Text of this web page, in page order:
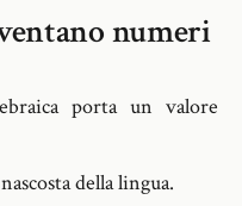
numeri
porta un valore
della lingua.